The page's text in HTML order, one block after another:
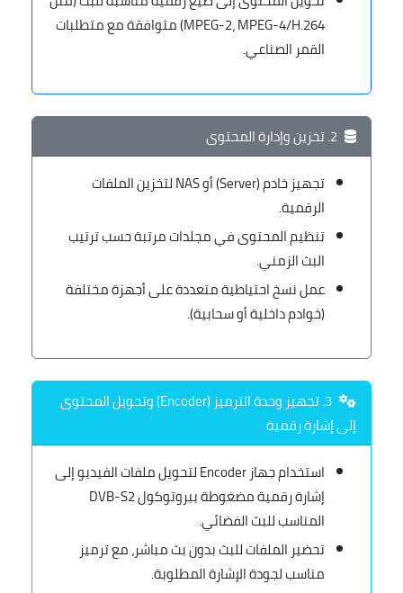
MPEG-2، MPEG-4/H.264) متوافقة مع متطلبات
القمر الصناعي.
2. تخزين وإدارة المحتوى
تجهيز خادم (Server) أو NAS لتخزين الملفات
الرقمية.
تنظيم المحتوى في مجلدات مرتبة حسب ترتيب
البث الزمني.
عمل نسخ احتياطية متعددة على أجهزة مختلفة
(خوادم داخلية أو سحابية).
3. تجهيز وحدة الترميز (Encoder) وتحويل المحتوى
إلى إشارة رقمية
استخدام جهاز Encoder لتحويل ملفات الفيديو إلى
إشارة رقمية مضغوطة ببروتوكول DVB-S2
المناسب للبث الفضائي.
تحضير الملفات للبث بدون بث مباشر، مع ترميز
مناسب لجودة الإشارة المطلوبة.